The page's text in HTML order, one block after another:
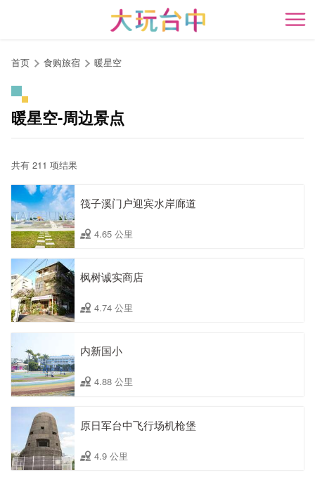
开
首页 食购旅宿 暖星空
暖星空-周边景点
共有 211 项结果
筏子溪门户迎宾水岸廊道
4.65 公里
枫树诚实商店
4.74 公里
内新国小
4.88 公里
原日军台中飞行场机枪堡
4.9 公里